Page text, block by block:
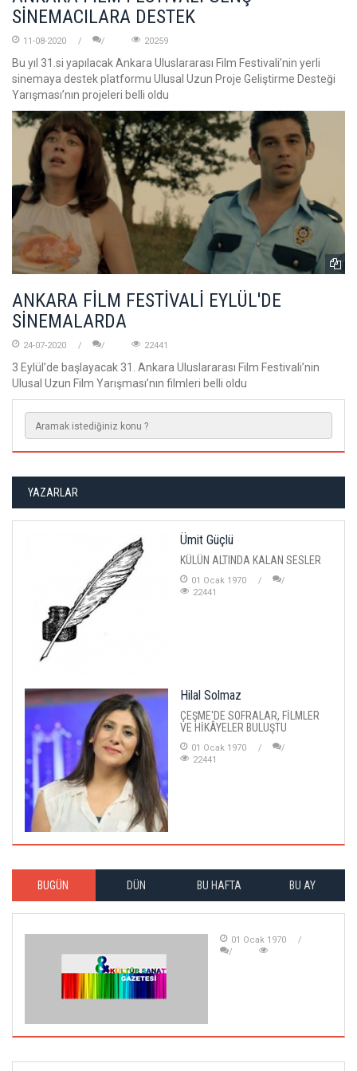
SİNEMACILARA DESTEK
11-08-2020 20259
Bu yıl 31.si yapılacak Ankara Uluslararası Film Festivali’nin yerli
sinemaya destek platformu Ulusal Uzun Proje Geliştirme Desteği
Yarışması’nın projeleri belli oldu
ANKARA FİLM FESTİVALİ EYLÜL'DE
SİNEMALARDA
24-07-2020 22441
3 Eylül’de başlayacak 31. Ankara Uluslararası Film Festivali’nin
Ulusal Uzun Film Yarışması’nın filmleri belli oldu
YAZARLAR
Ümit Güçlü
KÜLÜN ALTINDA KALAN SESLER
01 Ocak 1970
22441
Hilal Solmaz
ÇEŞME'DE SOFRALAR, FİLMLER
VE HİKÂYELER BULUŞTU
01 Ocak 1970
22441
BUGÜN DÜN BU HAFTA BU AY
01 Ocak 1970